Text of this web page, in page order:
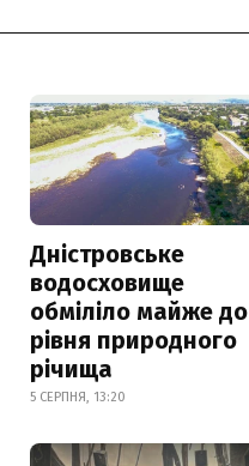
Дністровське
водосховище
обміліло майже до
рівня природного
річища
5 СЕРПНЯ, 13:20